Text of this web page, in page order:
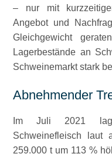
– nur mit
Angebot und
Gleichgewicht
Lagerbestände an
Schweinemarkt stark
Abnehmender
Im Juli 2021
Schweinefleisch laut
259.000 t um 113 %